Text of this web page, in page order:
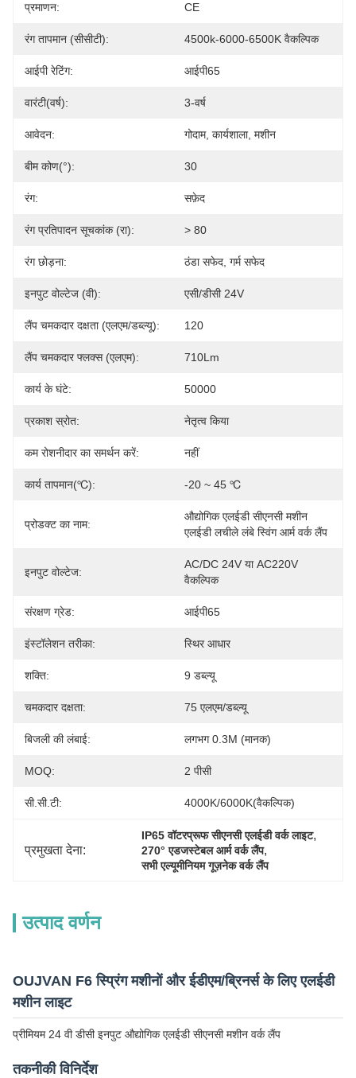
प्रमाणन: CE
रंग तापमान (सीसीटी): 4500k-6000-6500K वैकल्पिक
आईपी ​​रेटिंग: आईपी65
वारंटी(वर्ष): 3-वर्ष
आवेदन: गोदाम, कार्यशाला, मशीन
बीम कोण(°): 30
रंग: सफ़ेद
रंग प्रतिपादन सूचकांक (रा): > 80
रंग छोड़ना: ठंडा सफेद, गर्म सफेद
इनपुट वोल्टेज (वी): एसी/डीसी 24V
लैंप चमकदार दक्षता (एलएम/डब्ल्यू): 120
लैंप चमकदार फ्लक्स (एलएम): 710Lm
कार्य के घंटे: 50000
प्रकाश स्रोत: नेतृत्व किया
कम रोशनीदार का समर्थन करें: नहीं
कार्य तापमान(℃): -20 ~ 45 ℃
प्रोडक्ट का नाम:
औद्योगिक एलईडी सीएनसी मशीन
एलईडी लचीले लंबे स्विंग आर्म वर्क लैंप
इनपुट वोल्टेज:
AC/DC 24V या AC220V
वैकल्पिक
संरक्षण ग्रेड: आईपी65
इंस्टॉलेशन तरीका: स्थिर आधार
शक्ति: 9 डब्ल्यू
चमकदार दक्षता: 75 एलएम/डब्ल्यू
बिजली की लंबाई: लगभग 0.3M (मानक)
MOQ: 2 पीसी
सी.सी.टी: 4000K/6000K(वैकल्पिक)
प्रमुखता देना:
IP65 वॉटरप्रूफ सीएनसी एलईडी वर्क लाइट,
270° एडजस्टेबल आर्म वर्क लैंप,
सभी एल्यूमीनियम गूज़नेक वर्क लैंप
उत्पाद वर्णन
OUJVAN F6 स्प्रिंग मशीनों और ईडीएम/ब्रिनर्स के लिए एलईडी
मशीन लाइट
प्रीमियम 24 वी डीसी इनपुट औद्योगिक एलईडी सीएनसी मशीन वर्क लैंप
तकनीकी विनिर्देश